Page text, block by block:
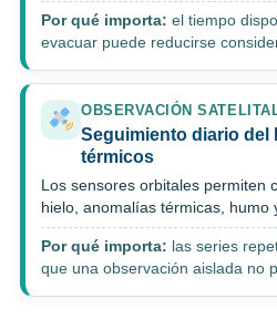
Por qué importa: el tiempo
evacuar puede reducirse
OBSERVACIÓN
Seguimiento diario del
térmicos
Los sensores orbitales permiten
hielo, anomalías térmicas, humo
Por qué importa: las series
que una observación aislada no